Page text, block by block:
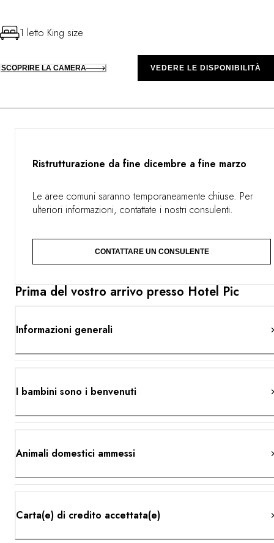
Prima del vostro arrivo presso Hotel Pic
Informazioni generali
I bambini sono i benvenuti
Animali domestici ammessi
Carta(e) di credito accettata(e)
1 letto King size
SCOPRIRE LA CAMERA VEDERE LE DISPONIBILITÀ
Ristrutturazione da fine dicembre a fine marzo
Le aree comuni saranno temporaneamente chiuse. Per
ulteriori informazioni, contattate i nostri consulenti.
CONTATTARE UN CONSULENTE